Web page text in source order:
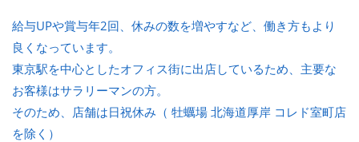
給与UPや賞与年2回、休みの数を増やすなど、働き方もより
良くなっています。
東京駅を中心としたオフィス街に出店しているため、主要な
お客様はサラリーマンの方。
そのため、店舗は日祝休み（ 牡蠣場 北海道厚岸 コレド室町店
を除く）